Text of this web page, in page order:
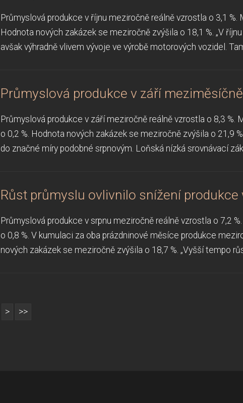
Průmyslová produkce v říjnu meziročně reálně vzrostla o 3,1 %.
Hodnota nových zakázek se meziročně zvýšila o 18,1 %. „V
avšak výhradně vlivem vývoje ve výrobě motorových vozidel.
Průmyslová produkce v září
Průmyslová produkce v září meziročně reálně vzrostla o 8,3 %.
o 0,2 %. Hodnota nových zakázek se meziročně zvýšila o 21,9
do značné míry podobné srpnovým. Loňská nízká srovnávací
Růst průmyslu ovlivnilo snížení
Průmyslová produkce v srpnu meziročně reálně vzrostla o 7,2
o 0,8 %. V kumulaci za oba prázdninové měsíce produkce
nových zakázek se meziročně zvýšila o 18,7 %. „Vyšší tempo
> >>